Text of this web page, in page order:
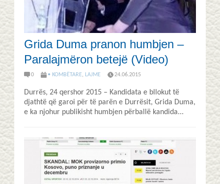
Grida Duma pranon humbjen –
Paralajmëron betejë (Video)
0 • KOMBËTARE, LAJME 24.06.2015
Durrës, 24 qershor 2015 – Kandidata e bllokut të
djathtë që garoi për të parën e Durrësit, Grida Duma,
e ka njohur publikisht humbjen përballë kandida...